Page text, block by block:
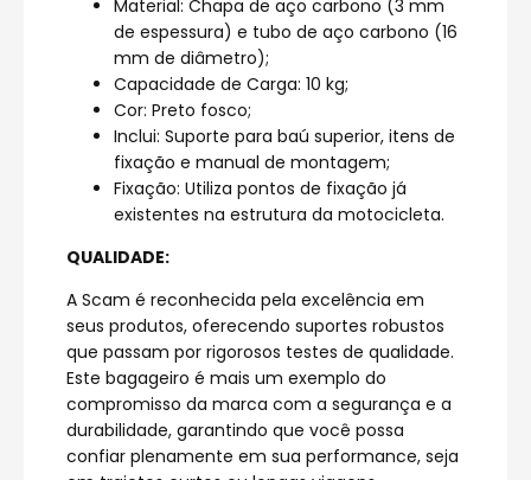
Material: Chapa de aço carbono (3 mm
de espessura) e tubo de aço carbono (16
mm de diâmetro);
Capacidade de Carga: 10 kg;
Cor: Preto fosco;
Inclui: Suporte para baú superior, itens de
fixação e manual de montagem;
Fixação: Utiliza pontos de fixação já
existentes na estrutura da motocicleta.
QUALIDADE:
A Scam é reconhecida pela excelência em
seus produtos, oferecendo suportes robustos
que passam por rigorosos testes de qualidade.
Este bagageiro é mais um exemplo do
compromisso da marca com a segurança e a
durabilidade, garantindo que você possa
confiar plenamente em sua performance, seja